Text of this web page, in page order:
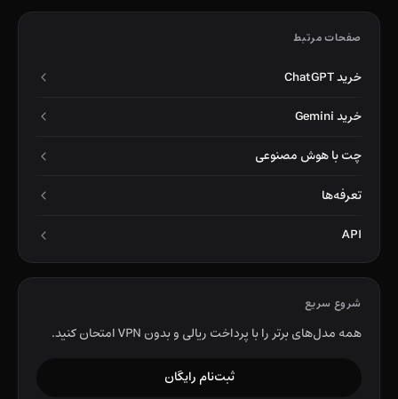
صفحات مرتبط
خرید ChatGPT
خرید Gemini
چت با هوش مصنوعی
تعرفه‌ها
API
شروع سریع
همه مدل‌های برتر را با پرداخت ریالی و بدون VPN امتحان کنید.
ثبت‌نام رایگان